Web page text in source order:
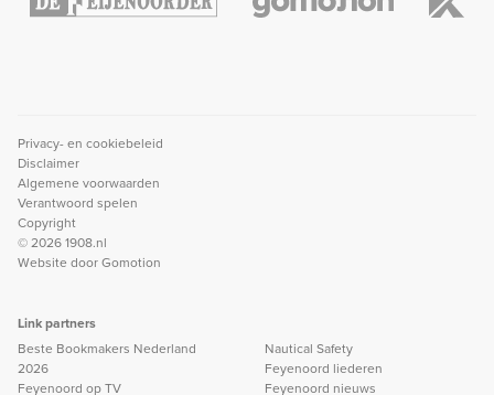
Privacy- en cookiebeleid
Disclaimer
Algemene voorwaarden
Verantwoord spelen
Copyright
© 2026 1908.nl
Website doorGomotion
Link partners
Beste Bookmakers Nederland
2026
Feyenoord op TV
Nautical Safety
Feyenoord liederen
Feyenoord nieuws